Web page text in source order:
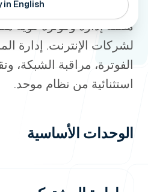
in Englishمن نحن
طريقة العمل
منصة إدارة وفوترة قوية
لشركات الإنترنت. إدارة
الفوترة، مراقبة الشبكة،
استثنائية من نظام موحد.
الوحدات الأساسية